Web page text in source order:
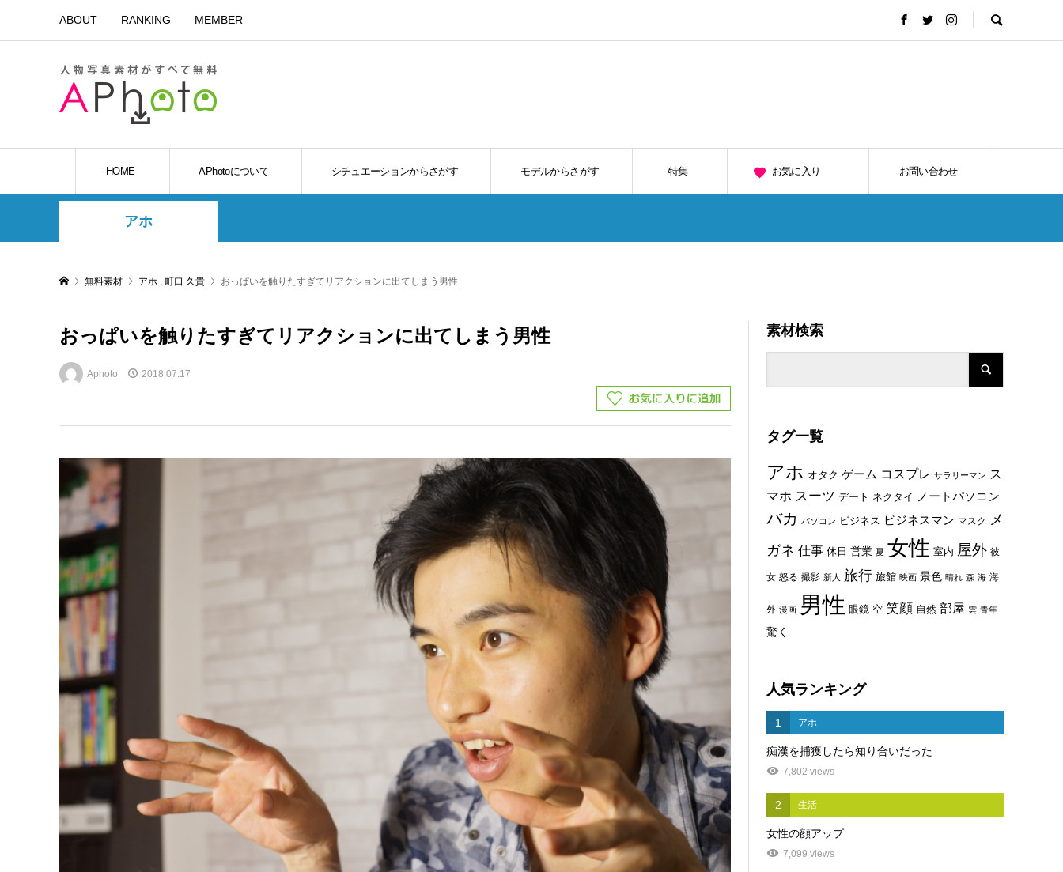
ABOUT RANKING MEMBER
HOME APhotoについて シチュエーションからさがす モデルからさがす 特集 お気に入り お問い合わせ
アホ
無料素材 アホ , 町口 久貴 おっぱいを触りたすぎてリアクションに出てしまう男性
おっぱいを触りたすぎてリアクションに出てしまう男性
Aphoto 2018.07.17
素材検索
タグ一覧
アホ オタク ゲーム コスプレ サラリーマン ス
マホ スーツ デート ネクタイ ノートパソコン
バカ パソコン ビジネス ビジネスマン マスク メ
ガネ 仕事 休日 営業 夏 女性 室内 屋外 彼
女 怒る 撮影 新人 旅行 旅館 映画 景色 晴れ 森 海 海
外 漫画 男性 眼鏡 空 笑顔 自然 部屋 雲 青年
驚く
人気ランキング
1 アホ
痴漢を捕獲したら知り合いだった
7,802 views
2 生活
女性の顔アップ
7,099 views